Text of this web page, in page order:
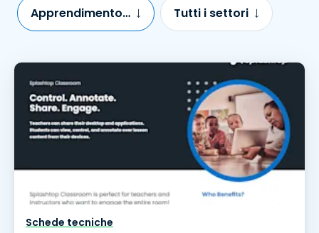
Apprendimento remoto Tutti i settori
Schede tecniche